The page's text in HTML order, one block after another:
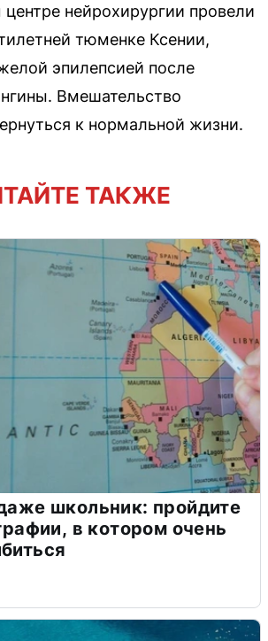
нейрохирургии провели
тюменке Ксении,
эпилепсией после
Вмешательство
к нормальной жизни.
ТАКЖЕ
школьник: пройдите
в котором очень